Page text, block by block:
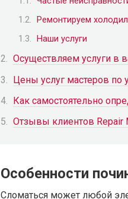
Ремонтируем
Наши услуги
Осуществляем услуги в
Цены услуг мастеров по
Как самостоятельно
Отзывы клиентов Repair
Особенности
Сломаться может любой